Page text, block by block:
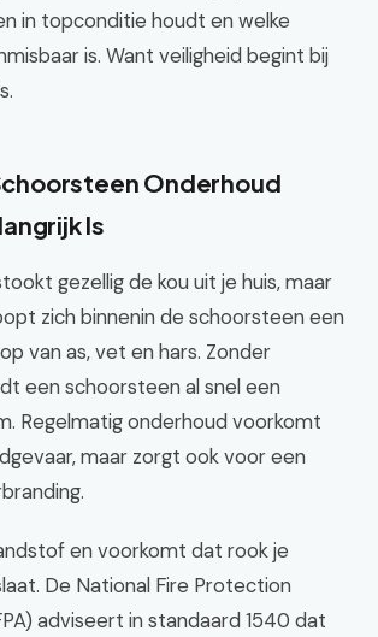
in topconditie houdt en welke
is. Want veiligheid begint bij
Onderhoud
Is
gezellig de kou uit je huis, maar
zich binnenin de schoorsteen een
van as, vet en hars. Zonder
een schoorsteen al snel een
Regelmatig onderhoud voorkomt
maar zorgt ook voor een
en voorkomt dat rook je
De National Fire Protection
adviseert in standaard 1540 dat